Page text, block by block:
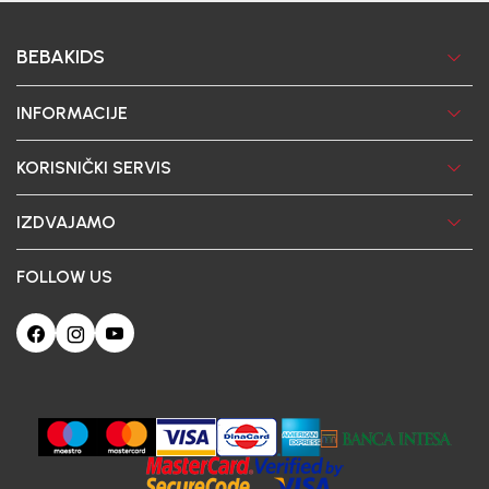
BEBAKIDS
INFORMACIJE
KORISNIČKI SERVIS
IZDVAJAMO
FOLLOW US
Ova web-stranica koristi kolačiće
Poštovani korisniče, naš sajt koristi cookies (kolačiće) u cilju poboljšanja